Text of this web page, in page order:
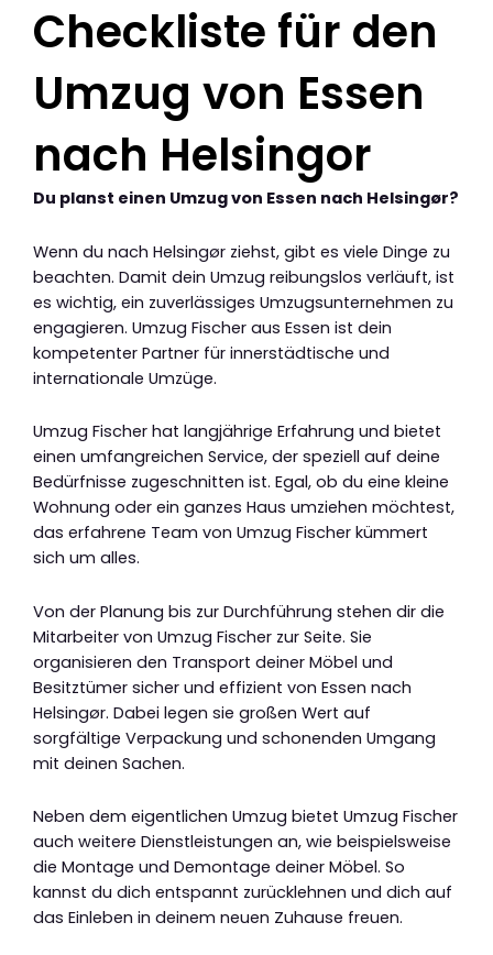
Checkliste für den
Umzug von Essen
nach Helsingor
Du planst einen Umzug von Essen nach Helsingør?
Wenn du nach Helsingør ziehst, gibt es viele Dinge zu
beachten. Damit dein Umzug reibungslos verläuft, ist
es wichtig, ein zuverlässiges Umzugsunternehmen zu
engagieren. Umzug Fischer aus Essen ist dein
kompetenter Partner für innerstädtische und
internationale Umzüge.
Umzug Fischer hat langjährige Erfahrung und bietet
einen umfangreichen Service, der speziell auf deine
Bedürfnisse zugeschnitten ist. Egal, ob du eine kleine
Wohnung oder ein ganzes Haus umziehen möchtest,
das erfahrene Team von Umzug Fischer kümmert
sich um alles.
Von der Planung bis zur Durchführung stehen dir die
Mitarbeiter von Umzug Fischer zur Seite. Sie
organisieren den Transport deiner Möbel und
Besitztümer sicher und effizient von Essen nach
Helsingør. Dabei legen sie großen Wert auf
sorgfältige Verpackung und schonenden Umgang
mit deinen Sachen.
Neben dem eigentlichen Umzug bietet Umzug Fischer
auch weitere Dienstleistungen an, wie beispielsweise
die Montage und Demontage deiner Möbel. So
kannst du dich entspannt zurücklehnen und dich auf
das Einleben in deinem neuen Zuhause freuen.